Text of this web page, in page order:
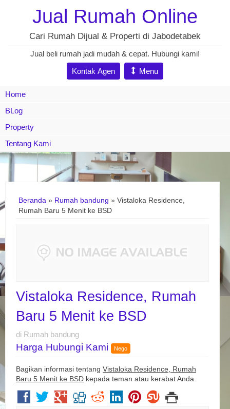
Jual Rumah Online
Cari Rumah Dijual & Properti di Jabodetabek
Jual beli rumah jadi mudah & cepat. Hubungi kami!
Kontak Agen
Menu
Home
BLog
Property
Tentang Kami
Beranda » Rumah bandung » Vistaloka Residence,
Rumah Baru 5 Menit ke BSD
Vistaloka Residence, Rumah
Baru 5 Menit ke BSD
di Rumah bandung
Harga Hubungi Kami Nego
Bagikan informasi tentang Vistaloka Residence, Rumah
Baru 5 Menit ke BSD kepada teman atau kerabat Anda.